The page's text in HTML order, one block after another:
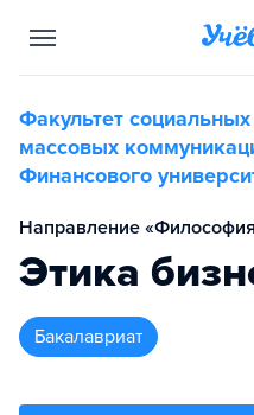
Факультет
массовых
Финансового
Направление
Этика
бакалавриат